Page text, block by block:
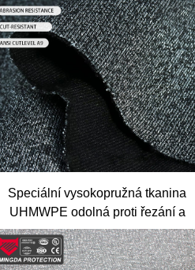
Speciální vysokopružná tkanina
UHMWPE odolná proti řezání a
škrábání podle normy ANSI A9 pro
ochranné oblečení